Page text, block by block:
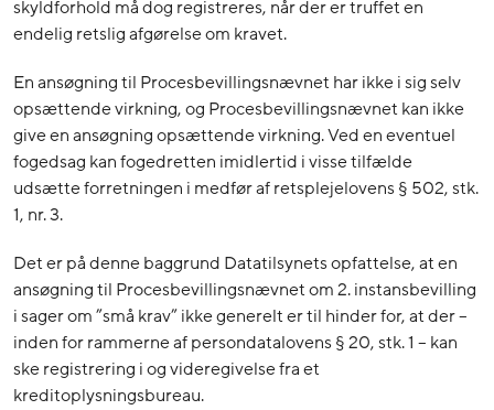
skyldforhold må dog registreres, når der er truffet en
endelig retslig afgørelse om kravet.
En ansøgning til Procesbevillingsnævnet har ikke i sig selv
opsættende virkning, og Procesbevillingsnævnet kan ikke
give en ansøgning opsættende virkning. Ved en eventuel
fogedsag kan fogedretten imidlertid i visse tilfælde
udsætte forretningen i medfør af retsplejelovens § 502, stk.
1, nr. 3.
Det er på denne baggrund Datatilsynets opfattelse, at en
ansøgning til Procesbevillingsnævnet om 2. instansbevilling
i sager om ”små krav” ikke generelt er til hinder for, at der –
inden for rammerne af persondatalovens § 20, stk. 1 – kan
ske registrering i og videregivelse fra et
kreditoplysningsbureau.